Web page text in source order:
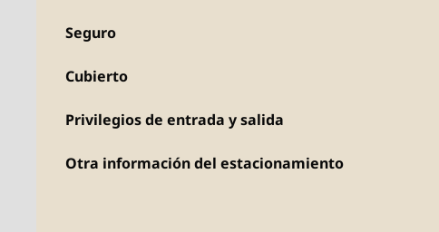
Seguro
Cubierto
Privilegios de entrada y salida
Otra información del estacionamiento